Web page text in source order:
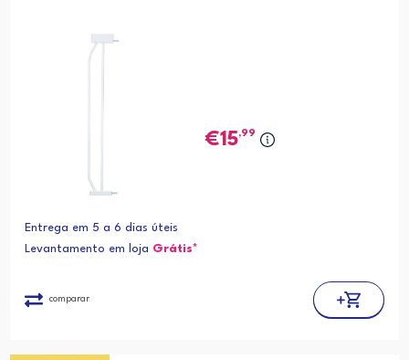
15,99
Entrega em 5 a 6 dias úteis
Levantamento em loja Grátis*
comparar